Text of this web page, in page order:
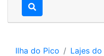
Ilha do Pico
Lajes do